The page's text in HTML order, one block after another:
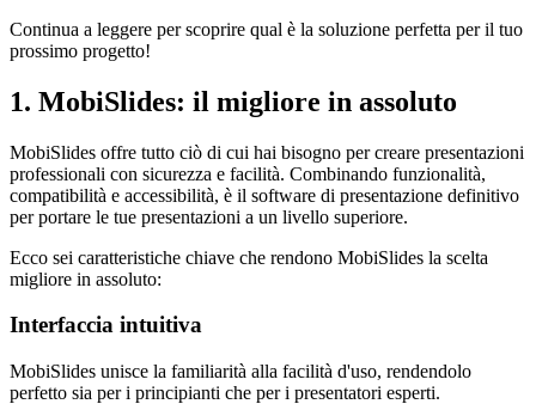
Continua a leggere per scoprire qual è la soluzione perfetta per il tuo
prossimo progetto!
1. MobiSlides: il migliore in assoluto
MobiSlides offre tutto ciò di cui hai bisogno per creare presentazioni
professionali con sicurezza e facilità. Combinando funzionalità,
compatibilità e accessibilità, è il software di presentazione definitivo
per portare le tue presentazioni a un livello superiore.
Ecco sei caratteristiche chiave che rendono MobiSlides la scelta
migliore in assoluto:
Interfaccia intuitiva
MobiSlides unisce la familiarità alla facilità d'uso, rendendolo
perfetto sia per i principianti che per i presentatori esperti.